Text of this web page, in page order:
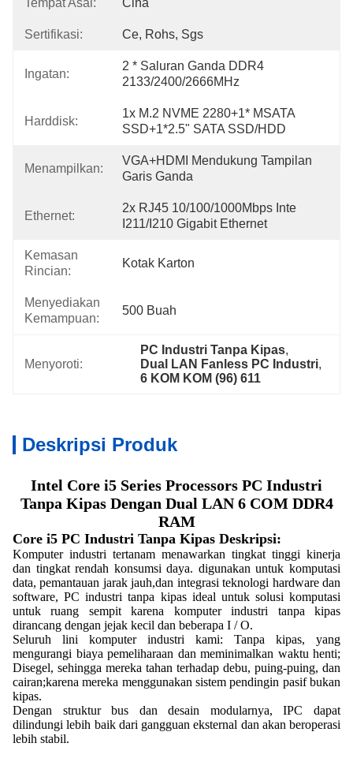
Tempat Asal: Cina
Sertifikasi: Ce, Rohs, Sgs
Ingatan:
2 * Saluran Ganda DDR4
2133/2400/2666MHz
Harddisk:
1x M.2 NVME 2280+1* MSATA
SSD+1*2.5" SATA SSD/HDD
Menampilkan:
VGA+HDMI Mendukung Tampilan
Garis Ganda
Ethernet:
2x RJ45 10/100/1000Mbps Inte
I211/i210 Gigabit Ethernet
Kemasan
Rincian:
Kotak Karton
Menyediakan
Kemampuan:
500 Buah
Menyoroti:
PC Industri Tanpa Kipas,
Dual LAN Fanless PC Industri,
6 KOM KOM (96) 611
Deskripsi Produk
Intel Core i5 Series Processors PC Industri
Tanpa Kipas Dengan Dual LAN 6 COM DDR4
RAM
Core i5 PC Industri Tanpa Kipas Deskripsi:
Komputer industri tertanam menawarkan tingkat tinggi kinerja
dan tingkat rendah konsumsi daya. digunakan untuk komputasi
data, pemantauan jarak jauh,dan integrasi teknologi hardware dan
software, PC industri tanpa kipas ideal untuk solusi komputasi
untuk ruang sempit karena komputer industri tanpa kipas
dirancang dengan jejak kecil dan beberapa I / O.
Seluruh lini komputer industri kami: Tanpa kipas, yang
mengurangi biaya pemeliharaan dan meminimalkan waktu henti;
Disegel, sehingga mereka tahan terhadap debu, puing-puing, dan
cairan;karena mereka menggunakan sistem pendingin pasif bukan
kipas.
Dengan struktur bus dan desain modularnya, IPC dapat
dilindungi lebih baik dari gangguan eksternal dan akan beroperasi
lebih stabil.